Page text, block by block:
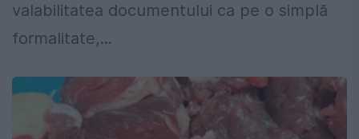
valabilitatea documentului ca pe o simplă
formalitate,...